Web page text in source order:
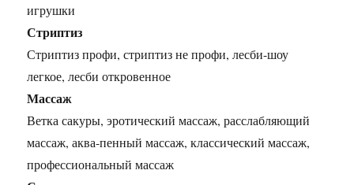
игрушки
Стриптиз
Стриптиз профи, стриптиз не профи, лесби-шоу
легкое, лесби откровенное
Массаж
Ветка сакуры, эротический массаж, расслабляющий
массаж, аква-пенный массаж, классический массаж,
профессиональный массаж